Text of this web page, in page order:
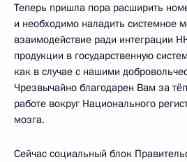
Теперь пришла пора расширить
и необходимо наладить системное
взаимодействие ради интеграции
продукции в государственную
как в случае с нашими
Чрезвычайно благодарен Вам за
работе вокруг Национального
мозга.
Сейчас социальный блок